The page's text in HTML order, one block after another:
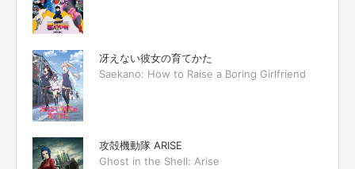
冴えない彼女の育てかた
Saekano: How to Raise a Boring Girlfriend
攻殻機動隊 ARISE
Ghost in the Shell: Arise